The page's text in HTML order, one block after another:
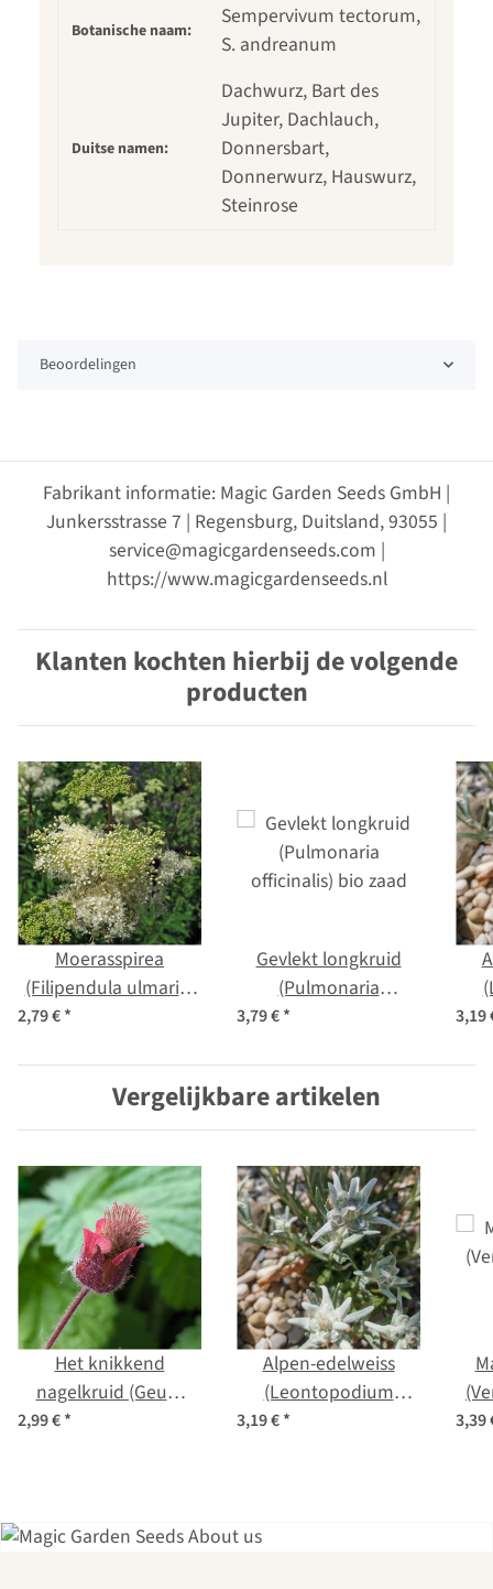
Botanische naam:
Sempervivum tectorum,
S. andreanum
Duitse namen:
Dachwurz, Bart des
Jupiter, Dachlauch,
Donnersbart,
Donnerwurz, Hauswurz,
Steinrose
Beoordelingen
Fabrikant informatie: Magic Garden Seeds GmbH |
Junkersstrasse 7 | Regensburg, Duitsland, 93055 |
service@magicgardenseeds.com |
https://www.magicgardenseeds.nl
Klanten kochten hierbij de volgende
producten
Moerasspirea
(Filipendula ulmaria)
2,79 €*
Gevlekt longkruid
(Pulmonaria
officinalis) bio zaad
3,79 €* 3,19
Vergelijkbare artikelen
Het knikkend
nagelkruid (Geum
rivale) bio zaad
2,99 €*
Alpen-edelweiss
(Leontopodium
alpinum) zaden
3,19 €* 3,39